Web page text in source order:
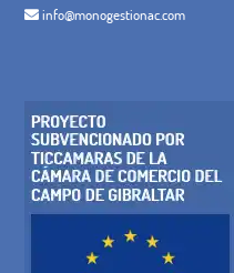
info@monogestionac.com